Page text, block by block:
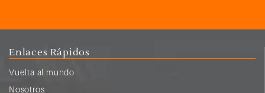
Enlaces Rápidos
Vuelta al mundo
Nosotros